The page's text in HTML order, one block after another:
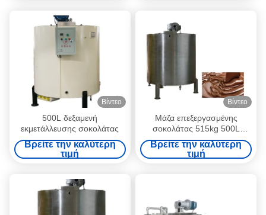
Βίντεο
500L δεξαμενή
εκμετάλλευσης σοκολάτας
Βρείτε την καλύτερη
τιμή
Βίντεο
Μάζα επεξεργασμένης
σοκολάτας 515kg 500L
δεξαμενή αποθήκευσης
σοκολάτας
Βρείτε την καλύτερη
τιμή